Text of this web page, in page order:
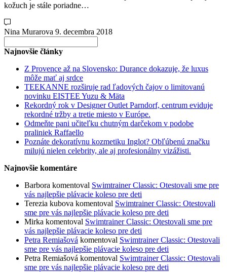
kožuch je stále poriadne…
Nina Murarova 9. decembra 2018
for:
Najnovšie články
Z Provence až na Slovensko: Durance dokazuje, že luxus
môže mať aj srdce
TEEKANNE rozširuje rad ľadových čajov o limitovanú
novinku EISTEE Yuzu & Mäta
Rekordný rok v Designer Outlet Parndorf, centrum eviduje
rekordné tržby a tretie miesto v Európe.
Odmeňte pani učiteľku chutným darčekom v podobe
praliniek Raffaello
Poznáte dekoratívnu kozmetiku Inglot? Obľúbenú značku
milujú nielen celebrity, ale aj profesionálny vizážisti.
Najnovšie komentáre
Barbora komentoval Swimtrainer Classic: Otestovali sme pre
vás najlepšie plávacie koleso pre deti
Terezia kubova komentoval Swimtrainer Classic: Otestovali
sme pre vás najlepšie plávacie koleso pre deti
Mirka komentoval Swimtrainer Classic: Otestovali sme pre
vás najlepšie plávacie koleso pre deti
Petra Remiašová komentoval Swimtrainer Classic: Otestovali
sme pre vás najlepšie plávacie koleso pre deti
Petra Remiašová komentoval Swimtrainer Classic: Otestovali
sme pre vás najlepšie plávacie koleso pre deti